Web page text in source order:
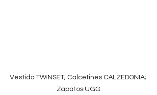
Vestido TWINSET; Calcetines CALZEDONIA;
Zapatos UGG